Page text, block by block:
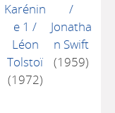
Karénin
e 1 /
Léon
Tolstoï
(1972)
/
Jonatha
n Swift
(1959)